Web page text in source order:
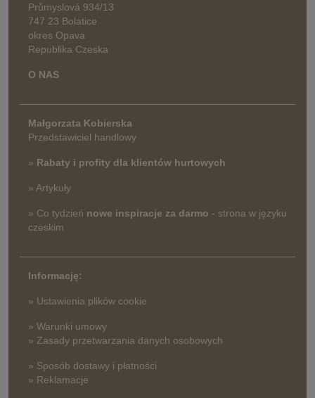
Průmyslová 934/13
747 23 Bolatice
okres Opava
Republika Czeska
O NAS
Małgorzata Kobierska
Przedstawiciel handlowy
» Rabaty i profity dla klientów hurtowych
» Artykuły
» Co tydzień nowe inspiracje za darmo - strona w języku
czeskim
Informację:
» Ustawienia plików cookie
» Warunki umowy
» Zasady przetwarzania danych osobowych
» Sposób dostawy i płatności
» Reklamacje